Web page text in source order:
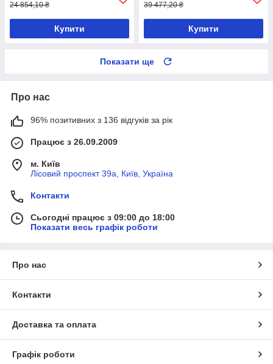
24 854,10 ₴
Купити
39 477,20 ₴
Купити
Показати ще
Про нас
96% позитивних з 136 відгуків за рік
Працює з 26.09.2009
м. Київ
Лісовий проспект 39а, Київ, Україна
Контакти
Сьогодні працює з 09:00 до 18:00
Показати весь графік роботи
Про нас
Контакти
Доставка та оплата
Графік роботи